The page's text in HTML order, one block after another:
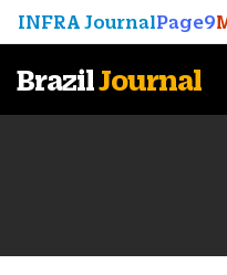
INFRA JournalPage9
BrazilJournal